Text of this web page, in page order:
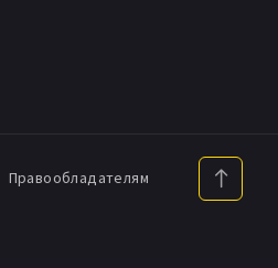
Правообладателям